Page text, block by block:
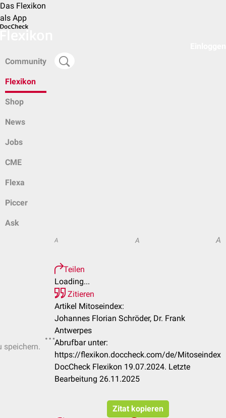
Das Flexikon
als App
Community
Flexikon
Shop
News
Jobs
CME
Flexa
Piccer
Ask
speichern.
A A A
Teilen
Loading...
Zitieren
Artikel Mitoseindex:
Johannes Florian Schröder, Dr. Frank
Antwerpes
Abrufbar unter:
https://flexikon.doccheck.com/de/Mitoseindex
DocCheck Flexikon 19.07.2024. Letzte
Bearbeitung 26.11.2025
Zitat kopieren